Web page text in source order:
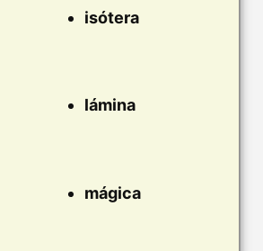
isótera
lámina
mágica